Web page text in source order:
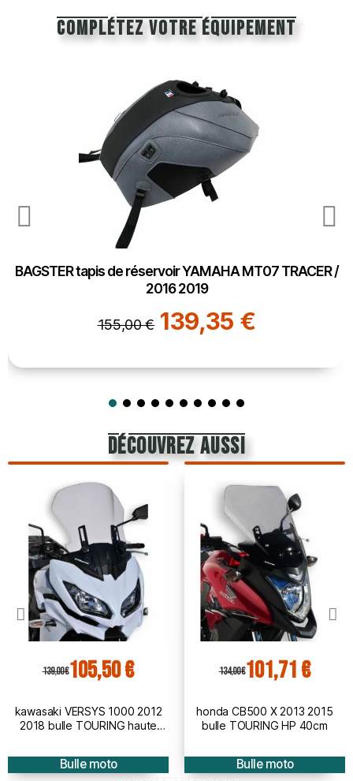
Complétez votre équipement
BAGSTER tapis de réservoir YAMAHA MT07 TRACER /
2016 2019
155,00 € 139,35 €
découvrez aussi
139,00 €105,50 €
kawasaki VERSYS 1000 2012
2018 bulle TOURING haute
Bulle moto
134,00 €101,71 €
honda CB500 X 2013 2015
bulle TOURING HP 40cm
Bulle moto